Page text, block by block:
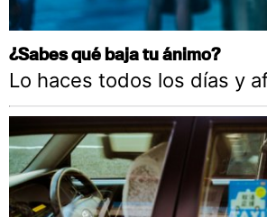
¿Sabes qué baja tu ánimo?
Lo haces todos los días y